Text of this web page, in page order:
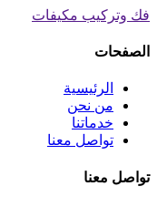
فك وتركيب مكيفات
الصفحات
الرئيسية
من نحن
خدماتنا
تواصل معنا
تواصل معنا